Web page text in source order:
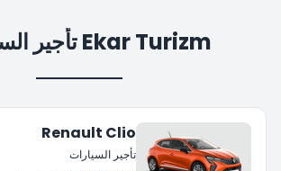
Ekar Turizm تأجير السيارات
Renault Clio
تأجير السيارات